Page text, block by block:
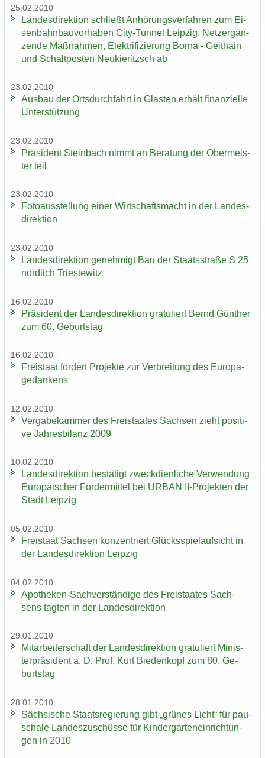
25.02.2010
Lan­des­di­rek­ti­on schließt An­hö­rungs­ver­fah­ren zum Ei­
sen­bahn­bau­vor­ha­ben City-​Tunnel Leip­zig, Netz­er­gän­
zen­de Maß­nah­men, Elek­tri­fi­zie­rung Borna - Geit­hain
und Schalt­pos­ten Neu­kie­ritzsch ab
23.02.2010
Aus­bau der Orts­durch­fahrt in Glas­ten er­hält fi­nan­zi­el­le
Un­ter­stüt­zung
23.02.2010
Prä­si­dent Stein­bach nimmt an Be­ra­tung der Ober­meis­
ter teil
23.02.2010
Fo­to­aus­stel­lung einer Wirt­schafts­macht in der Lan­des­
di­rek­ti­on
23.02.2010
Lan­des­di­rek­ti­on ge­neh­migt Bau der Staats­stra­ße S 25
nörd­lich Tri­es­te­witz
16.02.2010
Prä­si­dent der Lan­des­di­rek­ti­on gra­tu­liert Bernd Gün­ther
zum 60. Ge­burts­tag
16.02.2010
Frei­staat för­dert Pro­jek­te zur Ver­brei­tung des Eu­ro­pa­
ge­dan­kens
12.02.2010
Ver­ga­be­kam­mer des Frei­staa­tes Sach­sen zieht po­si­ti­
ve Jah­res­bi­lanz 2009
10.02.2010
Lan­des­di­rek­ti­on be­stä­tigt zweck­dien­li­che Ver­wen­dung
Eu­ro­päi­scher För­der­mit­tel bei URBAN II-​Projekten der
Stadt Leip­zig
05.02.2010
Frei­staat Sach­sen kon­zen­triert Glücks­spiel­auf­sicht in
der Lan­des­di­rek­ti­on Leip­zig
04.02.2010
Apotheken-​Sachverständige des Frei­staa­tes Sach­
sens tag­ten in der Lan­des­di­rek­ti­on
29.01.2010
Mit­ar­bei­ter­schaft der Lan­des­di­rek­ti­on gra­tu­liert Mi­nis­
ter­prä­si­dent a. D. Prof. Kurt Bie­den­kopf zum 80. Ge­
burts­tag
28.01.2010
Säch­si­sche Staats­re­gie­rung gibt „grü­nes Licht“ für pau­
scha­le Lan­des­zu­schüs­se für Kin­der­gar­ten­ein­rich­tun­
gen in 2010